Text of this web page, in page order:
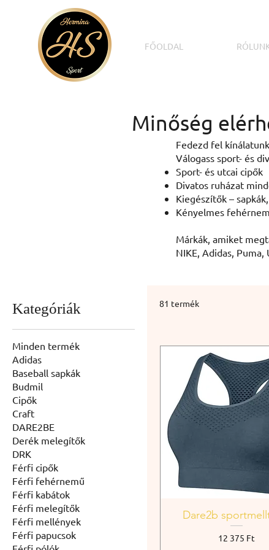
FŐOLDAL
Minőség
Fedezd fel
Válogass sport- és
Sport- és utcai cipők
Divatos ruházat
Kiegészítők –
Kényelmes
Márkák, amiket
NIKE, Adidas, Puma,
Kategóriák
Minden termék
Adidas
Baseball sapkák
Budmil
Cipők
Craft
DARE2BE
Derék melegítők
DRK
Férfi cipők
Férfi fehérnemű
Férfi kabátok
Férfi melegítők
Férfi mellények
Férfi papucsok
81 termék
Dare2b
Ár
12 375 Ft